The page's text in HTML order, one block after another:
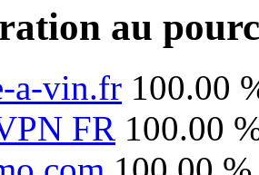
au
a-vin.fr 100.00
FR 100.00